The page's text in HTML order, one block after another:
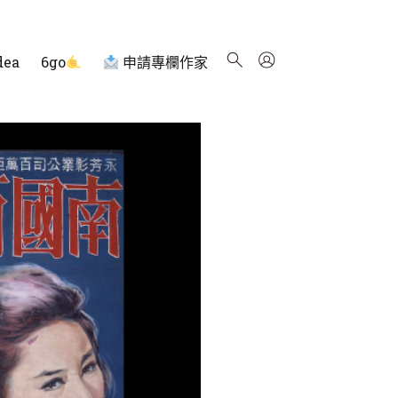
6go 申請專欄作家